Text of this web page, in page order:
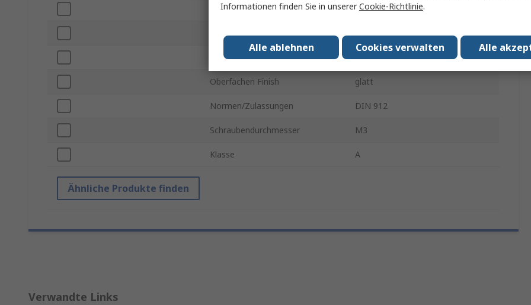
Kopfform Innensechskant
Regelungsart Innensechskant
Material Stahl
Oberfächen Finish glatt
Normen/Zulassungen DIN 912
Schraubendurchmesser M3
Klasse A
Ähnliche Produkte finden
Verwandte Links
Informationen finden Sie in unsererCookie-Richtlinie.
Alle
Cookies verwalten
Alle ablehnen